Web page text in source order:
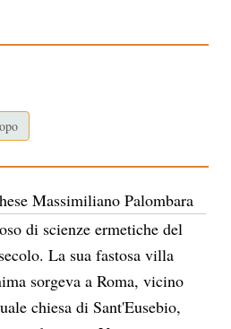
Massimiliano Palombara
di scienze ermetiche del
La sua fastosa villa
sorgeva a Roma, vicino
chiesa di Sant'Eusebio,